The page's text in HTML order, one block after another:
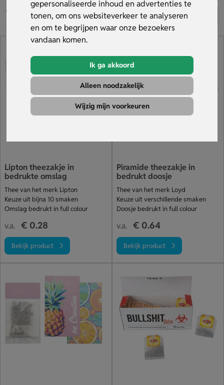
gepersonaliseerde inhoud en advertenties te
tonen, om ons websiteverkeer te analyseren
en om te begrijpen waar onze bezoekers
vandaan komen.
Ik ga akkoord
Alleen noodzakelijk
Wijzig mijn voorkeuren
oplage of snelle levering nodig? Ook dat kan. Bekijk ons
assortiment.
Gratis ontwerp & digitale drukproef
Lipton theezakje in
bedrukte omslag
Thee van het merk Lipton
Keuze uit bijna 10 smaken
Omslag bedrukt in full colour
v.a. € 0.28
Bekijk product
Piramide theezakje in
bedrukt doosje
Thee van het merk Loyd
Keuze uit verschillende smaken
Doosje bedrukt in full colour
v.a. € 0.64
Bekijk product